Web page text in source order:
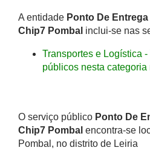
A entidade Ponto De
Chip7 Pombal inclui-se nas
Transportes e Logística
públicos nesta categoria
O serviço público Ponto De
Chip7 Pombal encontra-se
Pombal, no distrito de Leiria